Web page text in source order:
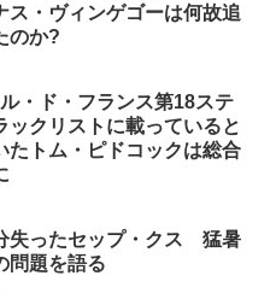
・ヴィンゲゴーは何故追
のか?
・ド・フランス第18ステ
クリストに載っていると
たトム・ピドコックは総合
失ったセップ・クス 猛暑
問題を語る